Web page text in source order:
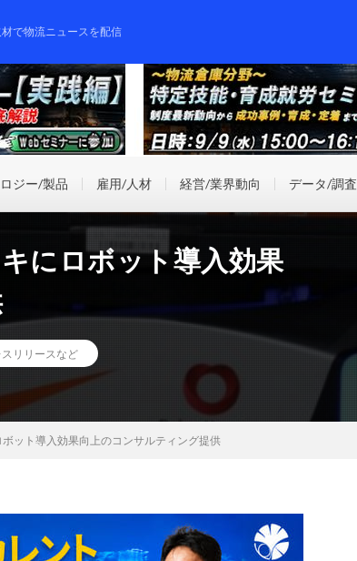
で物流ニュースを配信
ジー/製品 雇用/人材 経営/業界動向 データ/調査
にロボット導入効果
スリリースなど
ボット導入効果向上のコンサルティング提供